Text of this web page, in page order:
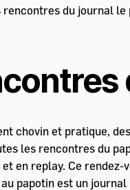
du journal
chovin et pratique,
les rencontres du
en replay. Ce
papotin est un